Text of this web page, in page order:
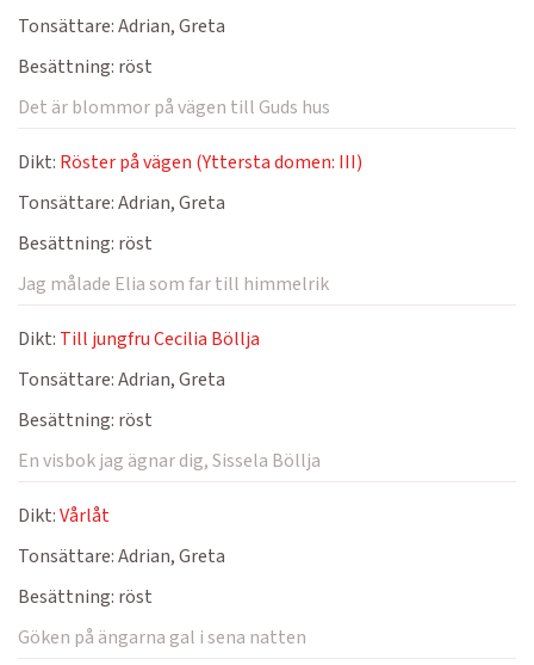
Tonsättare:Adrian, Greta
Besättning: röst
Det är blommor på vägen till Guds hus
Dikt: Röster på vägen (Yttersta domen: III)
Tonsättare:Adrian, Greta
Besättning: röst
Jag målade Elia som far till himmelrik
Dikt: Till jungfru Cecilia Böllja
Tonsättare:Adrian, Greta
Besättning: röst
En visbok jag ägnar dig, Sissela Böllja
Dikt:Vårlåt
Tonsättare:Adrian, Greta
Besättning: röst
Göken på ängarna gal i sena natten